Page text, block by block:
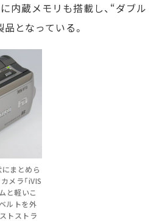
内蔵メモリも搭載し、“ダブル
となっている。
まとめら
メラ「iVIS
と軽いこ
ルトを外
トストラ